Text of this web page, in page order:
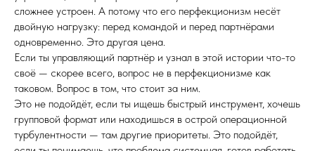
сложнее устроен. А потому что его перфекционизм несёт
двойную нагрузку: перед командой и перед партнёрами
одновременно. Это другая цена.
Если ты управляющий партнёр и узнал в этой истории что-то
своё — скорее всего, вопрос не в перфекционизме как
таковом. Вопрос в том, что стоит за ним.
Это не подойдёт, если ты ищешь быстрый инструмент, хочешь
групповой формат или находишься в острой операционной
турбулентности — там другие приоритеты. Это подойдёт,